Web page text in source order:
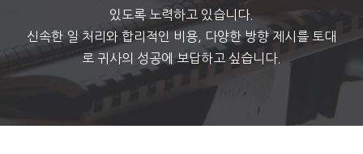
있도록 노력하고 있습니다.
신속한 일 처리와 합리적인 비용, 다양한 방향 제시를 토대
로 귀사의 성공에 보답하고 싶습니다.